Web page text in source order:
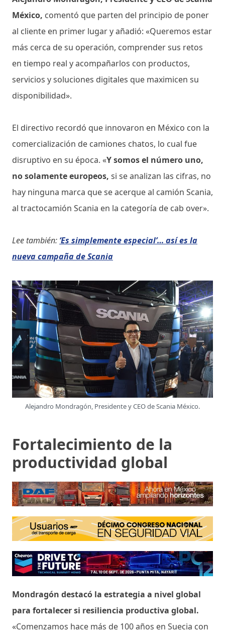
México, comentó que parten del principio de poner
al cliente en primer lugar y añadió: «Queremos estar
más cerca de su operación, comprender sus retos
en tiempo real y acompañarlos con productos,
servicios y soluciones digitales que maximicen su
disponibilidad».
El directivo recordó que innovaron en México con la
comercialización de camiones chatos, lo cual fue
disruptivo en su época. «Y somos el número uno,
no solamente europeos, si se analizan las cifras, no
hay ninguna marca que se acerque al camión Scania,
al tractocamión Scania en la categoría de cab over».
Lee también: ‘Es simplemente especial’… así es la
nueva campaña de Scania
Alejandro Mondragón, Presidente y CEO de Scania México.
Fortalecimiento de la
productividad global
Mondragón destacó la estrategia a nivel global
para fortalecer si resiliencia productiva global.
«Comenzamos hace más de 100 años en Suecia con